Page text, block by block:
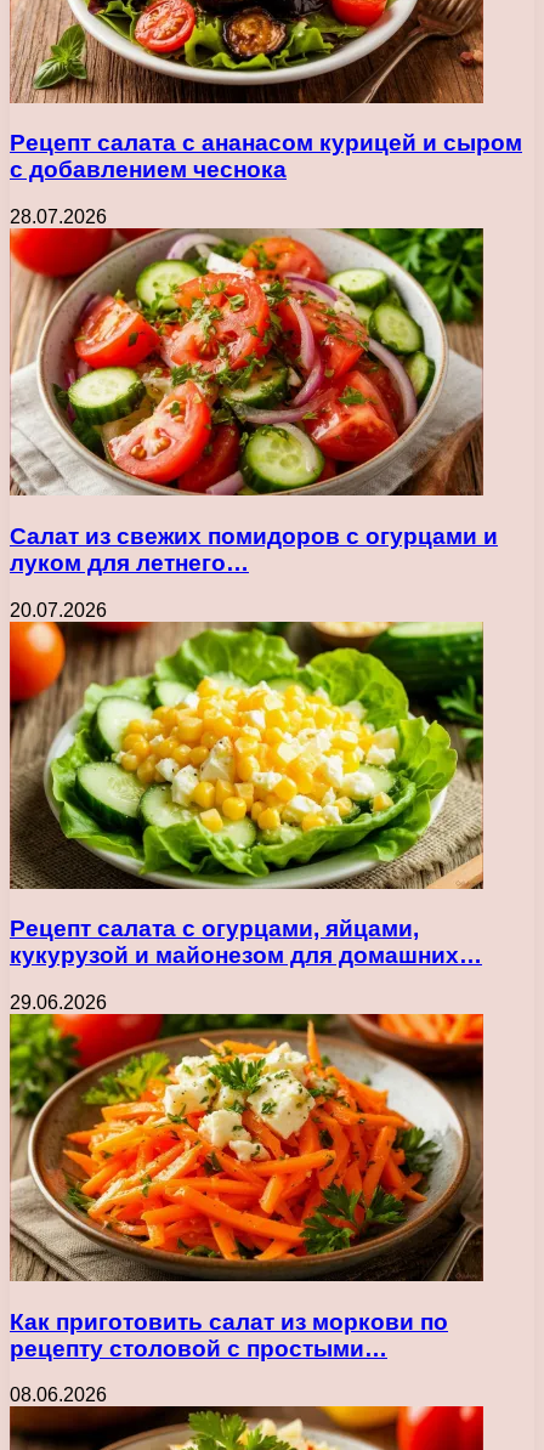
Рецепт салата с ананасом курицей и сыром
с добавлением чеснока
28.07.2026
Салат из свежих помидоров с огурцами и
луком для летнего…
20.07.2026
Рецепт салата с огурцами, яйцами,
кукурузой и майонезом для домашних…
29.06.2026
Как приготовить салат из моркови по
рецепту столовой с простыми…
08.06.2026